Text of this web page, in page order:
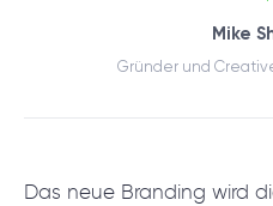
Mike
Gründer und
Das neue Branding wird